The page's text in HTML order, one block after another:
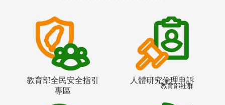
教育部全民安全指引
專區
人體研究倫理申訴
教育部社群